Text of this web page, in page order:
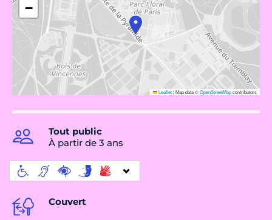
−
Leaflet|Map data ©OpenStreetMapcontributors
Tout public
À partir de 3 ans
Couvert